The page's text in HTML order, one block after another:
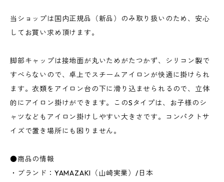
当ショップは国内正規品（新品）のみ取り扱いのため、安心
してお買い求め頂けます。
脚部キャップは接地面が丸いためがたつかず、シリコン製で
すべらないので、卓上でスチームアイロンが快適に掛けられ
ます。衣類をアイロン台の下に滑り込ませられるので、立体
的にアイロン掛けができます。このSタイプは、お子様のシ
ャツなどもアイロン掛けしやすい大きさです。コンパクトサ
イズで置き場所にも困りません。
●商品の情報
・ブランド：YAMAZAKI（山崎実業）/日本